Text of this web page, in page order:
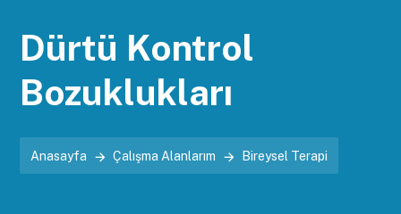
Dürtü Kontrol
Bozuklukları
Anasayfa Çalışma Alanlarım Bireysel Terapi